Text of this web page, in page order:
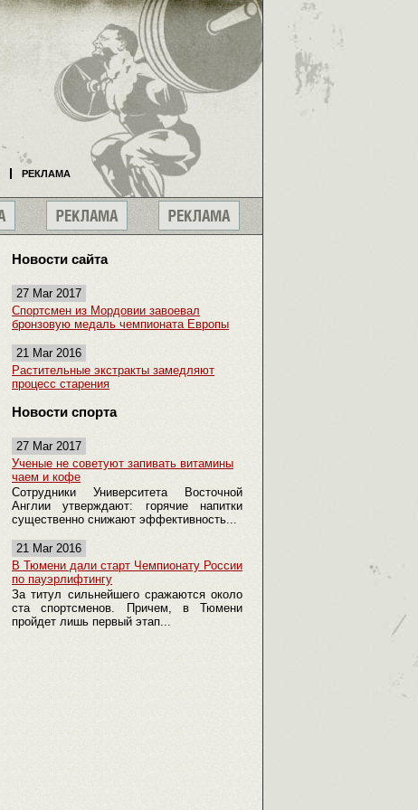
Новости сайта
27 Mar 2017
Спортсмен из Мордовии завоевал
бронзовую медаль чемпионата Европы
21 Mar 2016
Растительные экстракты замедляют
процесс старения
Новости спорта
27 Mar 2017
Ученые не советуют запивать витамины
чаем и кофе
Сотрудники Университета Восточной
Англии утверждают: горячие напитки
существенно снижают эффективность...
21 Mar 2016
В Тюмени дали старт Чемпионату России
по пауэрлифтингу
За титул сильнейшего сражаются около
ста спортсменов. Причем, в Тюмени
пройдет лишь первый этап...
РЕКЛАМА